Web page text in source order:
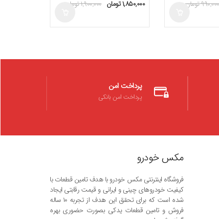
۹۹۰,۰۰۰تومان ۱,۹۰۰,۰۰۰تومان ۱,۸۵۰,۰۰۰تومان
پرداخت امن
پرداخت امن بانکی
مکس خودرو
فروشگاه اینترنتی مکس خودرو با هدف تامین قطعات با
کیفیت خودروهای چینی و ایرانی و قیمت رقابتی ایجاد
شده است که برای تحقق این هدف از تجربه ۱۰ ساله
فروش و تامین قطعات یدکی بصورت حضوری بهره